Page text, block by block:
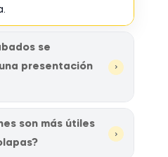
se
presentación
›
son más útiles
›